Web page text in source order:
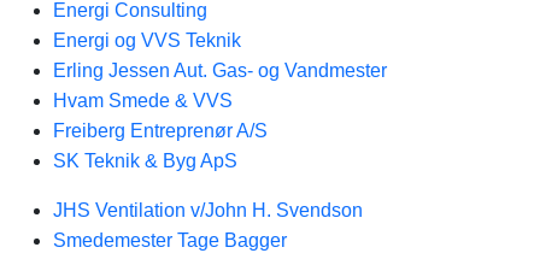
Energi Consulting
Energi og VVS Teknik
Erling Jessen Aut. Gas- og Vandmester
Hvam Smede & VVS
Freiberg Entreprenør A/S
SK Teknik & Byg ApS
JHS Ventilation v/John H. Svendson
Smedemester Tage Bagger